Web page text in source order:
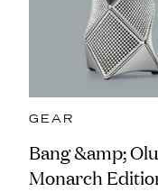
GEAR
Bang &amp;
Monarch